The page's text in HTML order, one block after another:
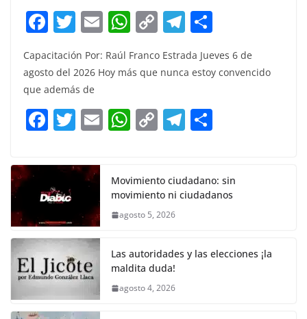
F
a
c
e
b
o
k
T
itt
er
E
m
ai
W
at
A
p
C
p
Li
n
T
el
e
a
m
ar
e
Capacitación Por: Raúl Franco Estrada Jueves 6 de
agosto del 2026 Hoy más que nunca estoy convencido
que además de
F
c
e
b
o
o
k
T
itt
er
E W
s
A
p
C
y
Li
k
T
gr
a
e
Movimiento ciudadano: sin
movimiento ni ciudadanos
agosto 5, 2026
Las autoridades y las elecciones ¡la
maldita duda!
agosto 4, 2026